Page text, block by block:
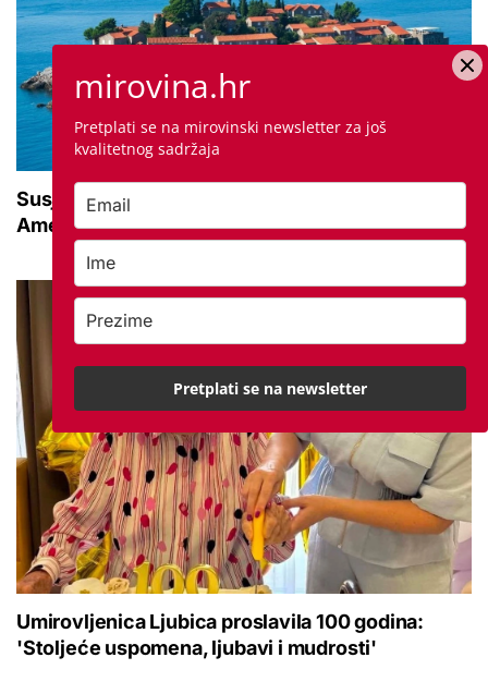
Susjedna zemlja sve popularnije odredište
Amerikanaca u mirovini: Pruža mir i sigurnost
Umirovljenica Ljubica proslavila 100 godina:
'Stoljeće uspomena, ljubavi i mudrosti'
mirovina.hr
Pretplati se na mirovinski newsletter za još
kvalitetnog sadržaja
Pretplati se na newsletter